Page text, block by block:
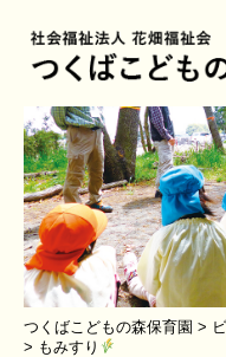
つくばこどもの森保育園 >
> もみすり